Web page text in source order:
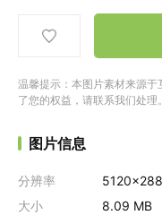
温馨提示：本图片素材来源
了您的权益，请联系我们处理。
图片信息
分辨率
大小
8.09 MB